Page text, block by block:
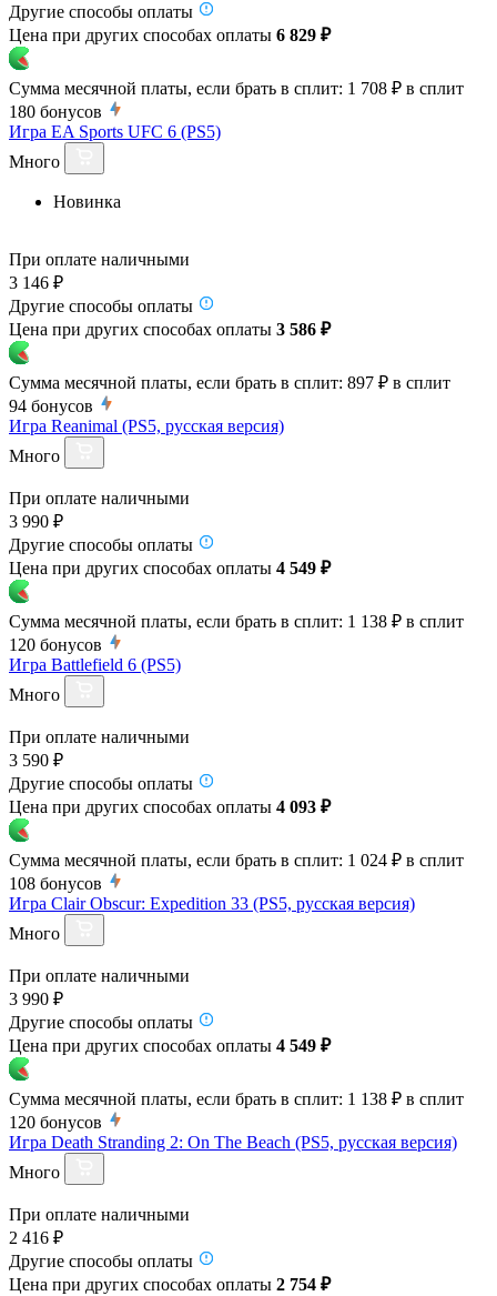
Другие способы оплаты
Цена при других способах оплаты 6 829 ₽
Сумма месячной платы, если брать в сплит: 1 708 ₽ в сплит
180 бонусов
Игра EA Sports UFC 6 (PS5)
Много
Новинка
При оплате наличными
3 146 ₽
Другие способы оплаты
Цена при других способах оплаты 3 586 ₽
Сумма месячной платы, если брать в сплит: 897 ₽ в сплит
94 бонусов
Игра Reanimal (PS5, русская версия)
Много
При оплате наличными
3 990 ₽
Другие способы оплаты
Цена при других способах оплаты 4 549 ₽
Сумма месячной платы, если брать в сплит: 1 138 ₽ в сплит
120 бонусов
Игра Battlefield 6 (PS5)
Много
При оплате наличными
3 590 ₽
Другие способы оплаты
Цена при других способах оплаты 4 093 ₽
Сумма месячной платы, если брать в сплит: 1 024 ₽ в сплит
108 бонусов
Игра Clair Obscur: Expedition 33 (PS5, русская версия)
Много
При оплате наличными
3 990 ₽
Другие способы оплаты
Цена при других способах оплаты 4 549 ₽
Сумма месячной платы, если брать в сплит: 1 138 ₽ в сплит
120 бонусов
Игра Death Stranding 2: On The Beach (PS5, русская версия)
Много
При оплате наличными
2 416 ₽
Другие способы оплаты
Цена при других способах оплаты 2 754 ₽